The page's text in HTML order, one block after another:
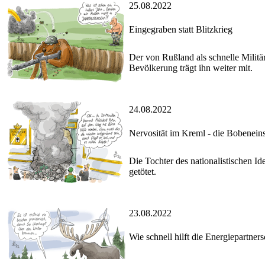
25.08.2022
Eingegraben statt Blitzkrieg
Der von Rußland als schnelle
Bevölkerung trägt ihn weiter mit.
24.08.2022
Nervosität im Kreml - die
Die Tochter des nationalistischen
getötet.
23.08.2022
Wie schnell hilft die